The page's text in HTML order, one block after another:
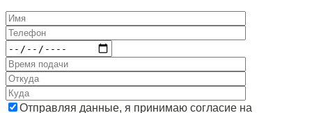
Отправляя данные, я принимаю согласие на